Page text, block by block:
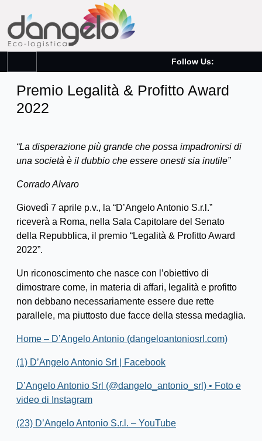
Follow Us:
Premio Legalità & Profitto Award
2022
“La disperazione più grande che possa impadronirsi di
una società è il dubbio che essere onesti sia inutile”
Corrado Alvaro
Giovedì 7 aprile p.v., la “D’Angelo Antonio S.r.l.”
riceverà a Roma, nella Sala Capitolare del Senato
della Repubblica, il premio “Legalità & Profitto Award
2022”.
Un riconoscimento che nasce con l’obiettivo di
dimostrare come, in materia di affari, legalità e profitto
non debbano necessariamente essere due rette
parallele, ma piuttosto due facce della stessa medaglia.
Home – D’Angelo Antonio (dangeloantoniosrl.com)
(1) D’Angelo Antonio Srl | Facebook
D’Angelo Antonio Srl (@dangelo_antonio_srl) • Foto e
video di Instagram
(23) D’Angelo Antonio S.r.l. – YouTube